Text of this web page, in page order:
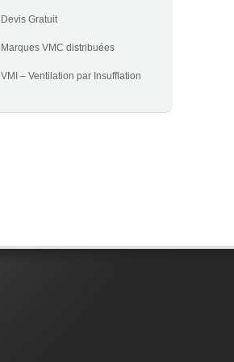
Devis Gratuit
Marques VMC distribuées
VMI – Ventilation par Insufflation